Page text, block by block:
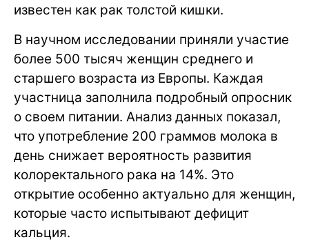
известен как рак толстой кишки.
В научном исследовании приняли участие
более 500 тысяч женщин среднего и
старшего возраста из Европы. Каждая
участница заполнила подробный опросник
о своем питании. Анализ данных показал,
что употребление 200 граммов молока в
день снижает вероятность развития
колоректального рака на 14%. Это
открытие особенно актуально для женщин,
которые часто испытывают дефицит
кальция.